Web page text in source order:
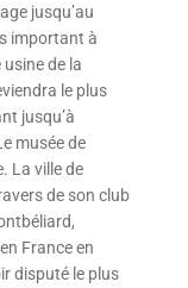
jusqu’au
important à
de la
le plus
jusqu’à
musée de
La ville de
de son club
France en
disputé le plus